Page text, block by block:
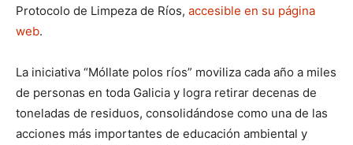
Protocolo de Limpeza de Ríos, accesible en su página
web.
La iniciativa “Móllate polos ríos” moviliza cada año a miles
de personas en toda Galicia y logra retirar decenas de
toneladas de residuos, consolidándose como una de las
acciones más importantes de educación ambiental y